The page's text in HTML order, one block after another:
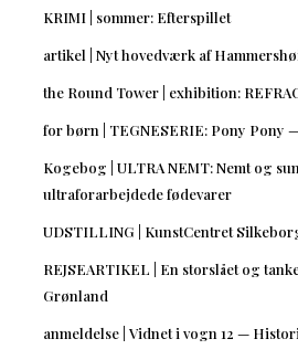
KRIMI | sommer: Efterspillet
artikel | Nyt hovedværk af
the Round Tower | exhibition:
for børn | TEGNESERIE: Pony Pony
Kogebog | ULTRA NEMT: Nemt og
ultraforarbejdede fødevarer
UDSTILLING | KunstCentret
REJSEARTIKEL | En storslået og
Grønland
anmeldelse | Vidnet i vogn 12 —